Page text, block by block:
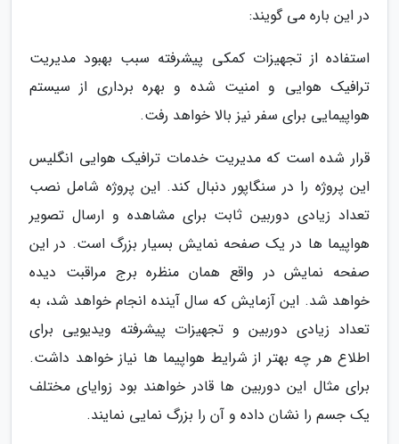
در این باره می گویند:
استفاده از تجهیزات کمکی پیشرفته سبب بهبود مدیریت
ترافیک هوایی و امنیت شده و بهره برداری از سیستم
هواپیمایی برای سفر نیز بالا خواهد رفت.
قرار شده است که مدیریت خدمات ترافیک هوایی انگلیس
این پروژه را در سنگاپور دنبال کند. این پروژه شامل نصب
تعداد زیادی دوربین ثابت برای مشاهده و ارسال تصویر
هواپیما ها در یک صفحه نمایش بسیار بزرگ است. در این
صفحه نمایش در واقع همان منظره برج مراقبت دیده
خواهد شد. این آزمایش که سال آینده انجام خواهد شد، به
تعداد زیادی دوربین و تجهیزات پیشرفته ویدیویی برای
اطلاع هر چه بهتر از شرایط هواپیما ها نیاز خواهد داشت.
برای مثال این دوربین ها قادر خواهند بود زوایای مختلف
یک جسم را نشان داده و آن را بزرگ نمایی نمایند.